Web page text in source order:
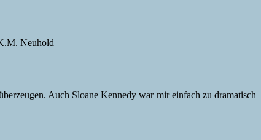
Neuhold
Auch Sloane Kennedy war mir einfach zu dramatisch